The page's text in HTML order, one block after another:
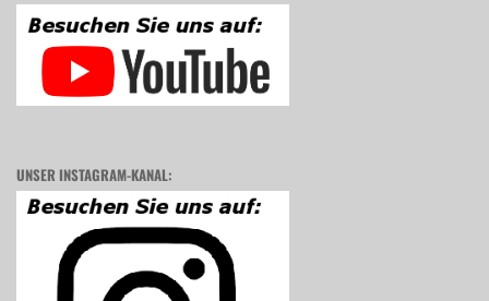
UNSER INSTAGRAM-KANAL: